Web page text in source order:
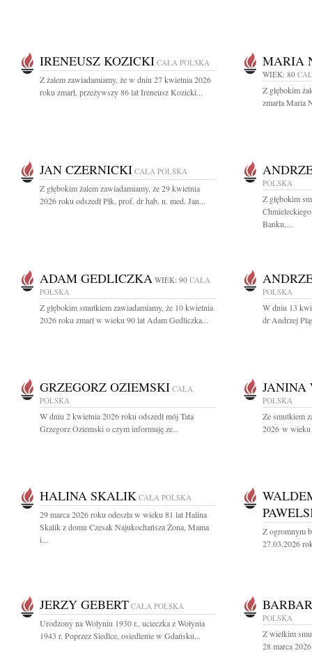
IRENEUSZ KOZICKI CAŁA POLSKA
Z żalem zawiadamiamy, że w dniu 27 kwietnia 2026
roku zmarł, przeżywszy 86 lat Ireneusz Kozicki...
MARIA
WIEK: 80
Z głębokim
zmarła Maria
JAN CZERNICKI CAŁA POLSKA
Z głębokim żalem zawiadamiamy, że 29 kwietnia
2026 roku odszedł Płk. prof. dr hab. n. med. Jan...
POLSKA
Z głębokim
Banku,...
ADAM GEDLICZKA WIEK: 90 CAŁA
POLSKA
Z głębokim smutkiem zawiadamiamy, że 10 kwietnia
2026 roku zmarł w wieku 90 lat Adam Gedliczka...
POLSKA
W dniu 13
dr Andrzej
GRZEGORZ OZIEMSKI CAŁA
POLSKA
W dniu 2 kwietnia 2026 roku odszedł mój Tata
Grzegorz Oziemski o czym informuję ze...
JANINA
POLSKA
Ze smutkiem
2026 w wieku
HALINA SKALIK CAŁA POLSKA
29 marca 2026 roku odeszła w wieku 81 lat Halina
Skalik z domu Czesak Najukochańsza Żona, Mama
i...
Z ogromnym
27.03.2026
JERZY GEBERT CAŁA POLSKA
Urodzony na Wołyniu 1930 r., ucieczka z Wołynia
1943 r. Poprzez Siedlce, osiedlenie w Gdańsku...
POLSKA
Z wielkim
28 marca